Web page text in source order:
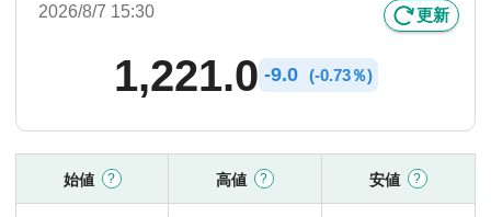
2026/8/7 15:30 更新
1,221.0 -9.0 (-0.73％)
始値 高値 安値